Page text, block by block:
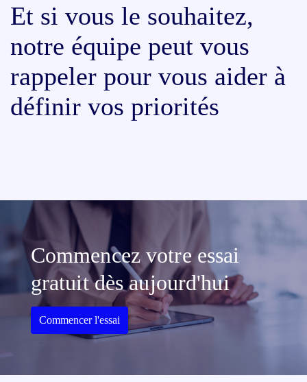
Et si vous le souhaitez,
notre équipe peut vous
rappeler pour vous aider à
définir vos priorités
Commencez votre essai
gratuit dès aujourd'hui
Commencer l'essai